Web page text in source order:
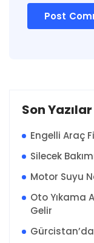
Son Yazılar
Engelli Araç
Silecek
Motor Suyu
Oto Yıkama
Gelir